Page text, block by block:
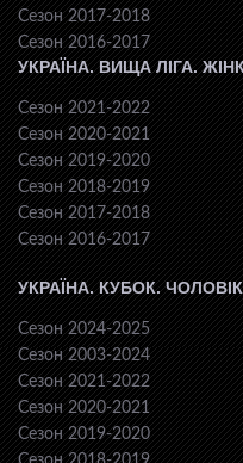
Сезон 2017-2018
Сезон 2016-2017
УКРАЇНА. ВИЩА ЛІГА.
Сезон 2021-2022
Сезон 2020-2021
Сезон 2019-2020
Сезон 2018-2019
Сезон 2017-2018
Сезон 2016-2017
УКРАЇНА. КУБОК.
Сезон 2024-2025
Сезон 2003-2024
Сезон 2021-2022
Сезон 2020-2021
Сезон 2019-2020